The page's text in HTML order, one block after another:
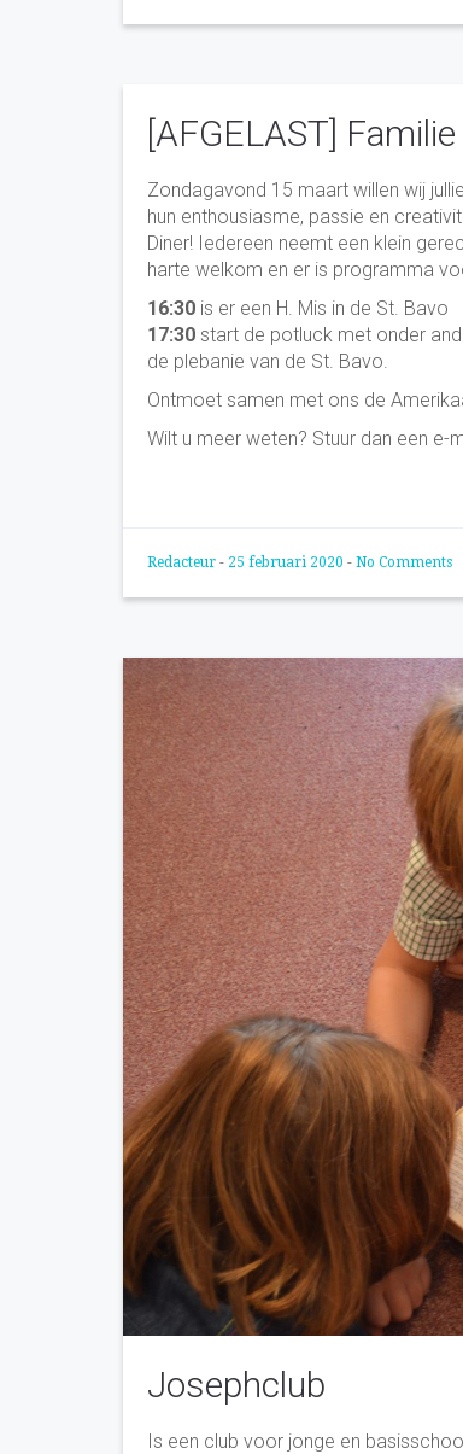
[AFGELAST]
Zondagavond 15 maart willen wij
hun enthousiasme, passie en
Diner! Iedereen neemt een klein
harte welkom en er is programma
16:30 is er een H. Mis in de St. Bavo
17:30 start de potluck met onder
de plebanie van de St. Bavo.
Ontmoet samen met ons de
Wilt u meer weten? Stuur dan een e-
Redacteur - 25 februari 2020 - No Comments
Josephclub
Is een club voor jonge en